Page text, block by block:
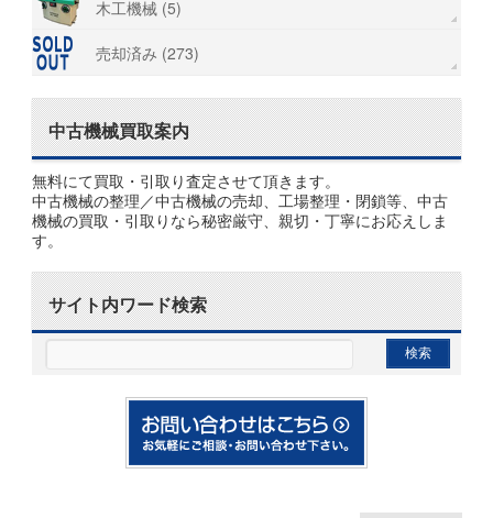
木工機械 (5)
売却済み (273)
中古機械買取案内
無料にて買取・引取り査定させて頂きます。
中古機械の整理／中古機械の売却、工場整理・閉鎖等、中古
機械の買取・引取りなら秘密厳守、親切・丁寧にお応えしま
す。
サイト内ワード検索